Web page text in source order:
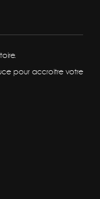
pour accroitre votre